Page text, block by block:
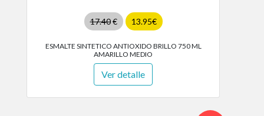
17.40€ 13.95€
ESMALTE SINTETICO ANTIOXIDO BRILLO 750 ML
AMARILLO MEDIO
Ver detalle